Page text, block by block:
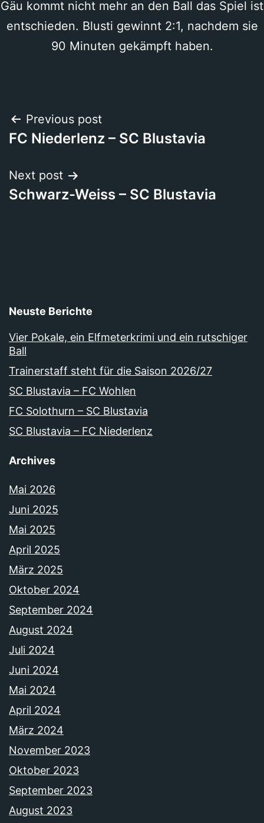
Gäu kommt nicht mehr an den Ball das Spiel ist
entschieden. Blusti gewinnt 2:1, nachdem sie
90 Minuten gekämpft haben.
Beitragsnavigation
Previous post
FC Niederlenz – SC Blustavia
Next post
Schwarz-Weiss – SC Blustavia
Neuste Berichte
Vier Pokale, ein Elfmeterkrimi und ein rutschiger
Ball
Trainerstaff steht für die Saison 2026/27
SC Blustavia – FC Wohlen
FC Solothurn – SC Blustavia
SC Blustavia – FC Niederlenz
Archives
Mai 2026
Juni 2025
Mai 2025
April 2025
März 2025
Oktober 2024
September 2024
August 2024
Juli 2024
Juni 2024
Mai 2024
April 2024
März 2024
November 2023
Oktober 2023
September 2023
August 2023